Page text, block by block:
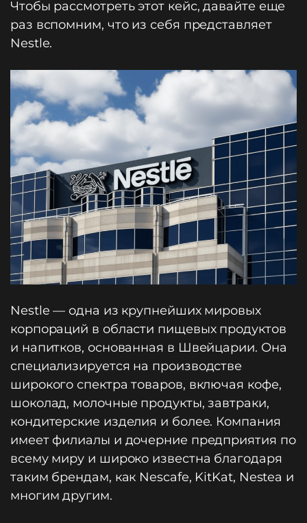
Чтобы рассмотреть этот кейс, давайте еще
раз вспомним, что из себя представляет
Nestle.
Nestle — одна из крупнейших мировых
корпораций в области пищевых продуктов
и напитков, основанная в Швейцарии. Она
специализируется на производстве
широкого спектра товаров, включая кофе,
шоколад, молочные продукты, завтраки,
кондитерские изделия и более. Компания
имеет филиалы и дочерние предприятия по
всему миру и широко известна благодаря
таким брендам, как Nescafe, KitKat, Nestea и
многим другим.